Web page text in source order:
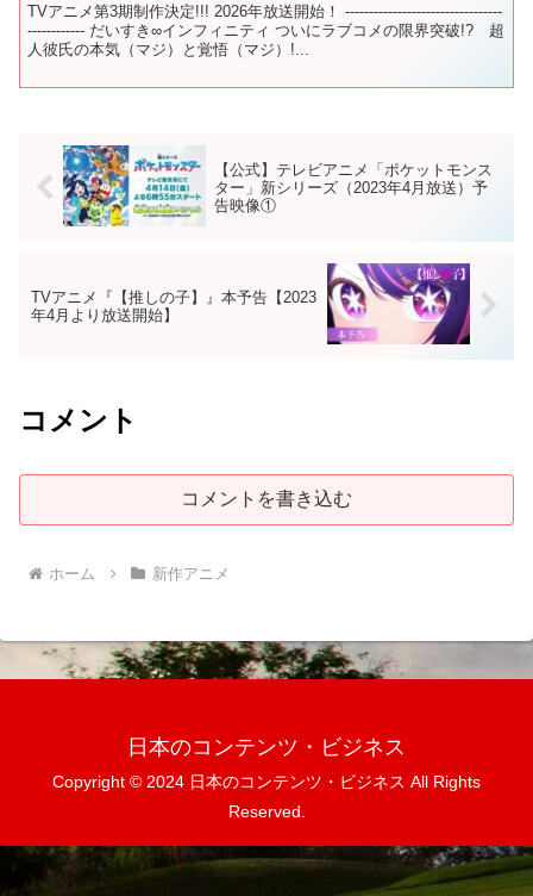
TVアニメ第3期制作決定!!! 2026年放送開始！ ---------------------------------
------------ だいすき∞インフィニティ ついにラブコメの限界突破!? 超
人彼氏の本気（マジ）と覚悟（マジ）!...
【公式】テレビアニメ「ポケットモンス
ター」新シリーズ（2023年4月放送）予
告映像①
TVアニメ『【推しの子】』本予告【2023
年4月より放送開始】
コメント
コメントを書き込む
ホーム 新作アニメ
日本のコンテンツ・ビジネス
Copyright © 2024 日本のコンテンツ・ビジネス All Rights
Reserved.